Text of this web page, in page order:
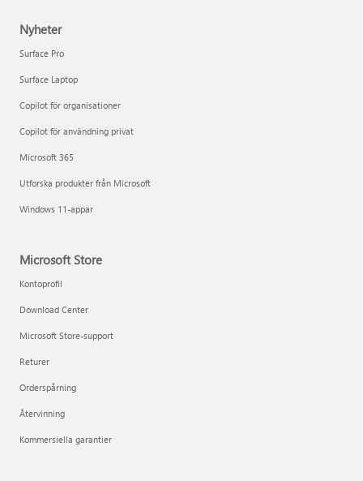
Nyheter
Surface Pro
Surface Laptop
Copilot för organisationer
Copilot för användning privat
Microsoft 365
Utforska produkter från Microsoft
Windows 11-appar
Microsoft Store
Kontoprofil
Download Center
Microsoft Store-support
Returer
Orderspårning
Återvinning
Kommersiella garantier